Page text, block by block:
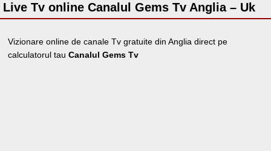
Live Tv online Canalul Gems Tv Anglia – Uk
Vizionare online de canale Tv gratuite din Anglia direct pe
calculatorul tau Canalul Gems Tv